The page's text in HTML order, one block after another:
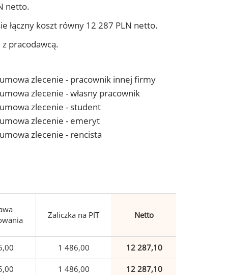
netto.
łączny koszt równy 12 287 PLN netto.
pracodawcą.
zlecenie - pracownik innej firmy
zlecenie - własny pracownik
zlecenie - student
zlecenie - emeryt
zlecenie - rencista
Zaliczka na PIT Netto
1 486,00 12 287,10
1 486,00 12 287,10